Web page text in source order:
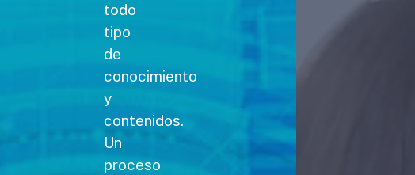
todo
tipo
de
conocimiento
y
contenidos.
Un
proceso